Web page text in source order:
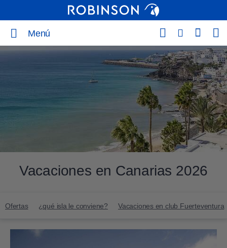
Menú
Vacaciones en Canarias 2026
Ofertas ¿qué isla le conviene? Vacaciones en club Fuerteventura